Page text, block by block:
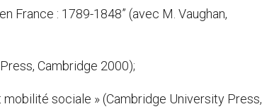
France : 1789-1848” (avec M. Vaughan,
Cambridge 2000);
sociale » (Cambridge University Press,